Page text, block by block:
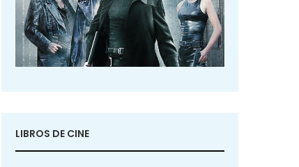
LIBROS DE CINE